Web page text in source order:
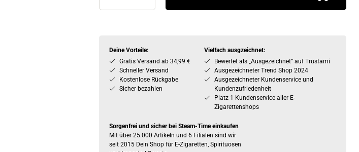
Deine Vorteile:
Gratis Versand ab 34,99 €
Schneller Versand
Kostenlose Rückgabe
Sicher bezahlen
Vielfach ausgzeichnet:
Bewertet als „Ausgezeichnet” auf Trustami
Ausgezeichneter Trend Shop 2024
Ausgezeichneter Kundenservice und
Kundenzufriedenheit
Platz 1 Kundenservice aller E-
Zigarettenshops
Sorgenfrei und sicher bei Steam-Time einkaufen
Mit über 25.000 Artikeln und 6 Filialen sind wir
seit 2015 Dein Shop für E-Zigaretten, Spirituosen